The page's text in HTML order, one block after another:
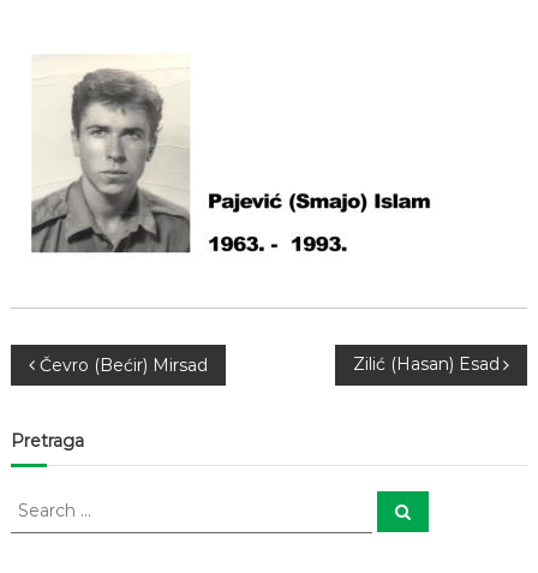
N
a
v
i
Čevro (Bećir) Mirsad Zilić (Hasan) Esad
Pretraga
S
S
e